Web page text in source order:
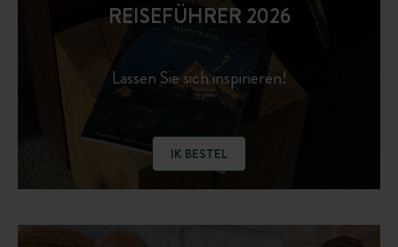
REISEFÜHRER 2026
Lassen Sie sich inspirieren!
IK BESTEL